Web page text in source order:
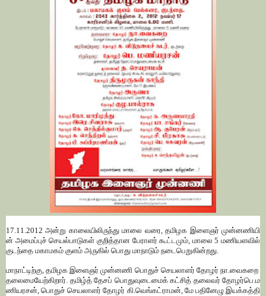
17.11.2012அன்று காலையிலிருந்து மாலை வரை ,தமிழக இளைஞர் முன்னணியி
ன் அமைப்புச் செயல்பாடுகள் குறித்தான பேராளர் கூட்டமும் மாலை 5 மணியளவில்
குடந்தை மகாமகம் குளம் அருகில் பொது மாநாடும் நடைபெறுகின்றது
மாநாட்டிற்கு ,தமிழக இளைஞர் முன்னணி பொதுச் செயலாளர் தோழர் நா .வைகறை
தலைமையேற்கிறார் தமிழ்த் தேசப் பொதுவுடைமைக் கட்சித் தலைவர் தோழர்பெ ம
ணியரசன் ,பொதுச் செயலாளர் தோழர் கி வெங்கட்ராமன் மே பதினேழு இயக்கத்தி